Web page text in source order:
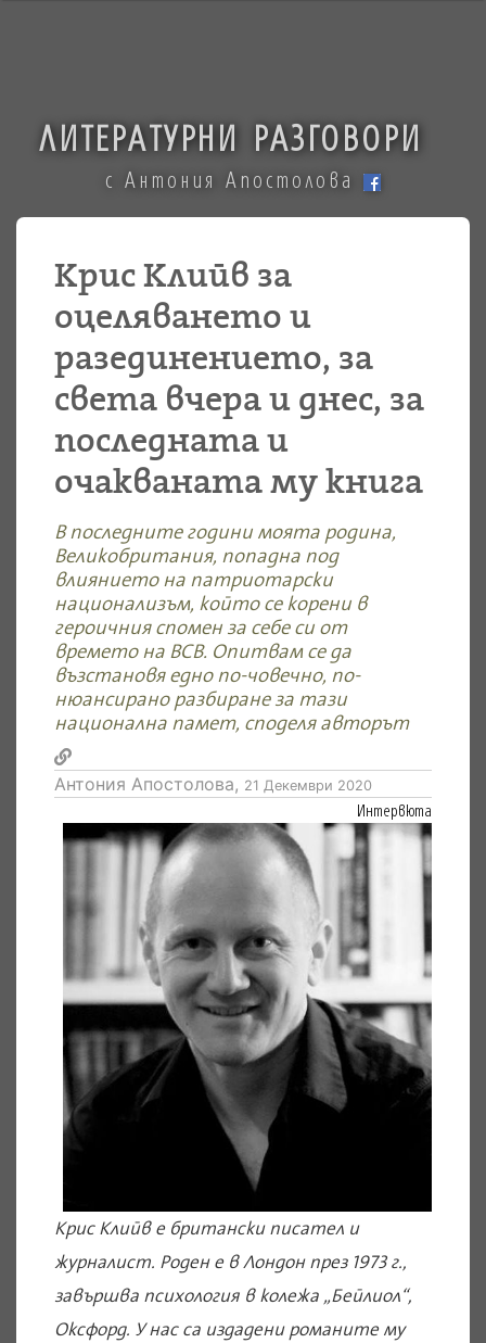
ЛИТЕРАТУРНИ РАЗГОВОРИ
с Антония Апостолова
Крис Клийв за
оцеляването и
разединението, за
света вчера и днес, за
последната и
очакваната му книга
В последните години моята родина,
Великобритания, попадна под
влиянието на патриотарски
национализъм, който се корени в
героичния спомен за себе си от
времето на ВСВ. Опитвам се да
възстановя едно по-човечно, по-
нюансирано разбиране за тази
национална памет, споделя авторът
Антония Апостолова, 21 Декември 2020
Интервюта
Крис Клийв е британски писател и
журналист. Роден е в Лондон през 1973 г.,
завършва психология в колежа „Бейлиол“,
Оксфорд. У нас са издадени романите му